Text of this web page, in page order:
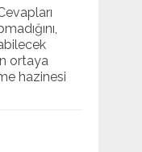
ortaya
hazinesi